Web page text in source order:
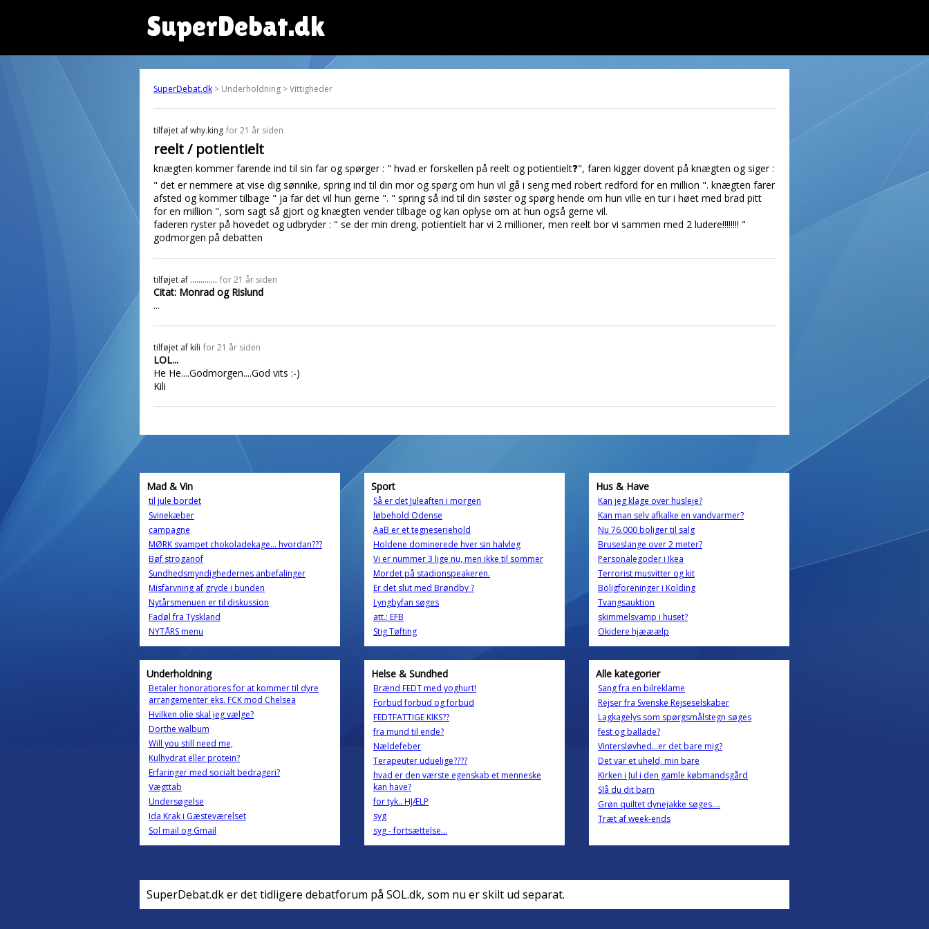
SuperDebat.dk
SuperDebat.dk > Underholdning > Vittigheder
tilføjet afwhy.king for 21 år siden
reelt / potientielt
knægten kommer farende ind til sin far og spørger : " hvad er forskellen på reelt og potientielt❓", faren kigger dovent på knægten og siger :
" det er nemmere at vise dig sønnike, spring ind til din mor og spørg om hun vil gå i seng med robert redford for en million ". knægten farer
afsted og kommer tilbage " ja far det vil hun gerne ". " spring så ind til din søster og spørg hende om hun ville en tur i høet med brad pitt
for en million ", som sagt så gjort og knægten vender tilbage og kan oplyse om at hun også gerne vil.
faderen ryster på hovedet og udbryder : " se der min dreng, potientielt har vi 2 millioner, men reelt bor vi sammen med 2 ludere!!!!!!!! "
godmorgen på debatten
tilføjet af ............. for 21 år siden
Citat: Monrad og Rislund
...
tilføjet af kili for 21 år siden
LOL...
He He....Godmorgen....God vits :-)
Kili
Mad & Vin
til jule bordet
Svinekæber
campagne
MØRK svampet chokoladekage... hvordan???
Bøf stroganof
Sundhedsmyndighedernes anbefalinger
Misfarvning af gryde i bunden
Nytårsmenuen er til diskussion
Fadøl fra Tyskland
NYTÅRS menu
Sport
Så er det Juleaften i morgen
løbehold Odense
AaB er et tegneseriehold
Holdene dominerede hver sin halvleg
Vi er nummer 3 lige nu, men ikke til sommer
Mordet på stadionspeakeren.
Er det slut med Brøndby ?
Lyngbyfan søges
att.: EFB
Stig Tøfting
Hus & Have
Kan jeg klage over husleje?
Kan man selv afkalke en vandvarmer?
Nu 76.000 boliger til salg
Bruseslange over 2 meter?
Personalegoder i Ikea
Terrorist musvitter og kit
Boligforeninger i Kolding
Tvangsauktion
skimmelsvamp i huset?
Okidere hjææælp
Underholdning
Betaler honoratiores for at kommer til dyre
arrangementer eks. FCK mod Chelsea
Hvilken olie skal jeg vælge?
Dorthe walbum
Will you still need me,
Kulhydrat eller protein?
Erfaringer med socialt bedrageri?
Vægttab
Undersøgelse
Ida Krak i Gæsteværelset
Sol mail og Gmail
Helse & Sundhed
Brænd FEDT med yoghurt!
Forbud forbud og forbud
FEDTFATTIGE KIKS??
fra mund til ende?
Nældefeber
Terapeuter uduelige????
hvad er den værste egenskab et menneske
kan have?
for tyk.. HJÆLP
syg
syg - fortsættelse...
Alle kategorier
Sang fra en bilreklame
Rejser fra Svenske Rejseselskaber
Lagkagelys som spørgsmålstegn søges
fest og ballade?
Vintersløvhed...er det bare mig?
Det var et uheld, min bare
Kirken i Jul i den gamle købmandsgård
Slå du dit barn
Grøn quiltet dynejakke søges....
Træt af week-ends
SuperDebat.dk er det tidligere debatforum på SOL.dk, som nu er skilt ud separat.